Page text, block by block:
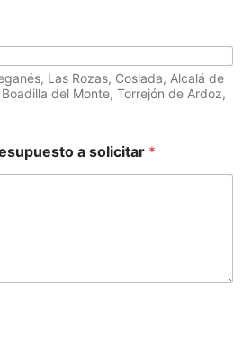
Las Rozas, Coslada, Alcalá de
del Monte, Torrejón de Ardoz,
a solicitar *